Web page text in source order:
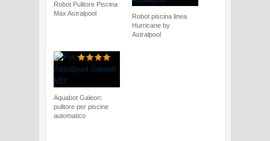
Robot Pulitore Piscina
Max Astralpool
Robot piscina linea
Hurricane by
Astralpool
Aquabot Galeon:
pulitore per piscine
automatico